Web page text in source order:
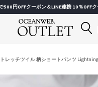
500円OFFクーポン＆LINE連携 10％OFF
トレッチツイル 柄ショートパンツ